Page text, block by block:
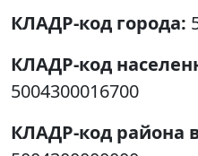
КЛАДР-код города:
КЛАДР-код
5004300016700
КЛАДР-код района